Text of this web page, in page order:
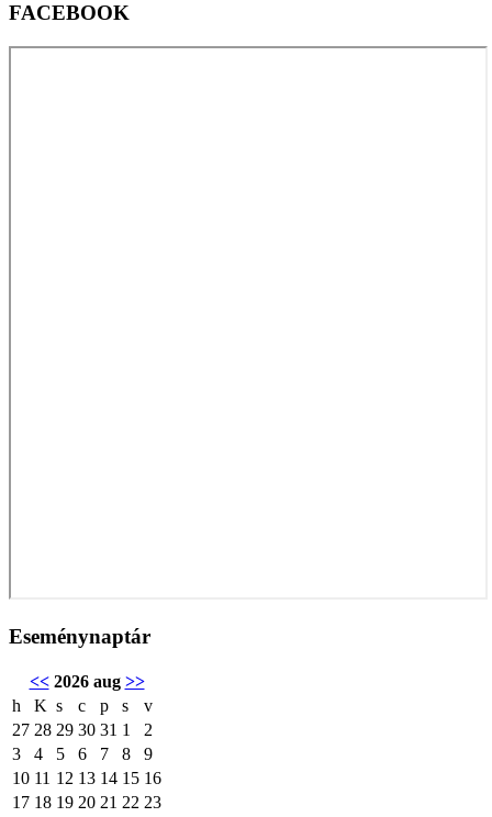
FACEBOOK
Eseménynaptár
<<2026 aug >>
h
K s c p s
v
27 28 29 30 31 1
2
3
4 5 6 7 8
9
10 11 12 13 14 15 16
17 18 19 20 21 22 23